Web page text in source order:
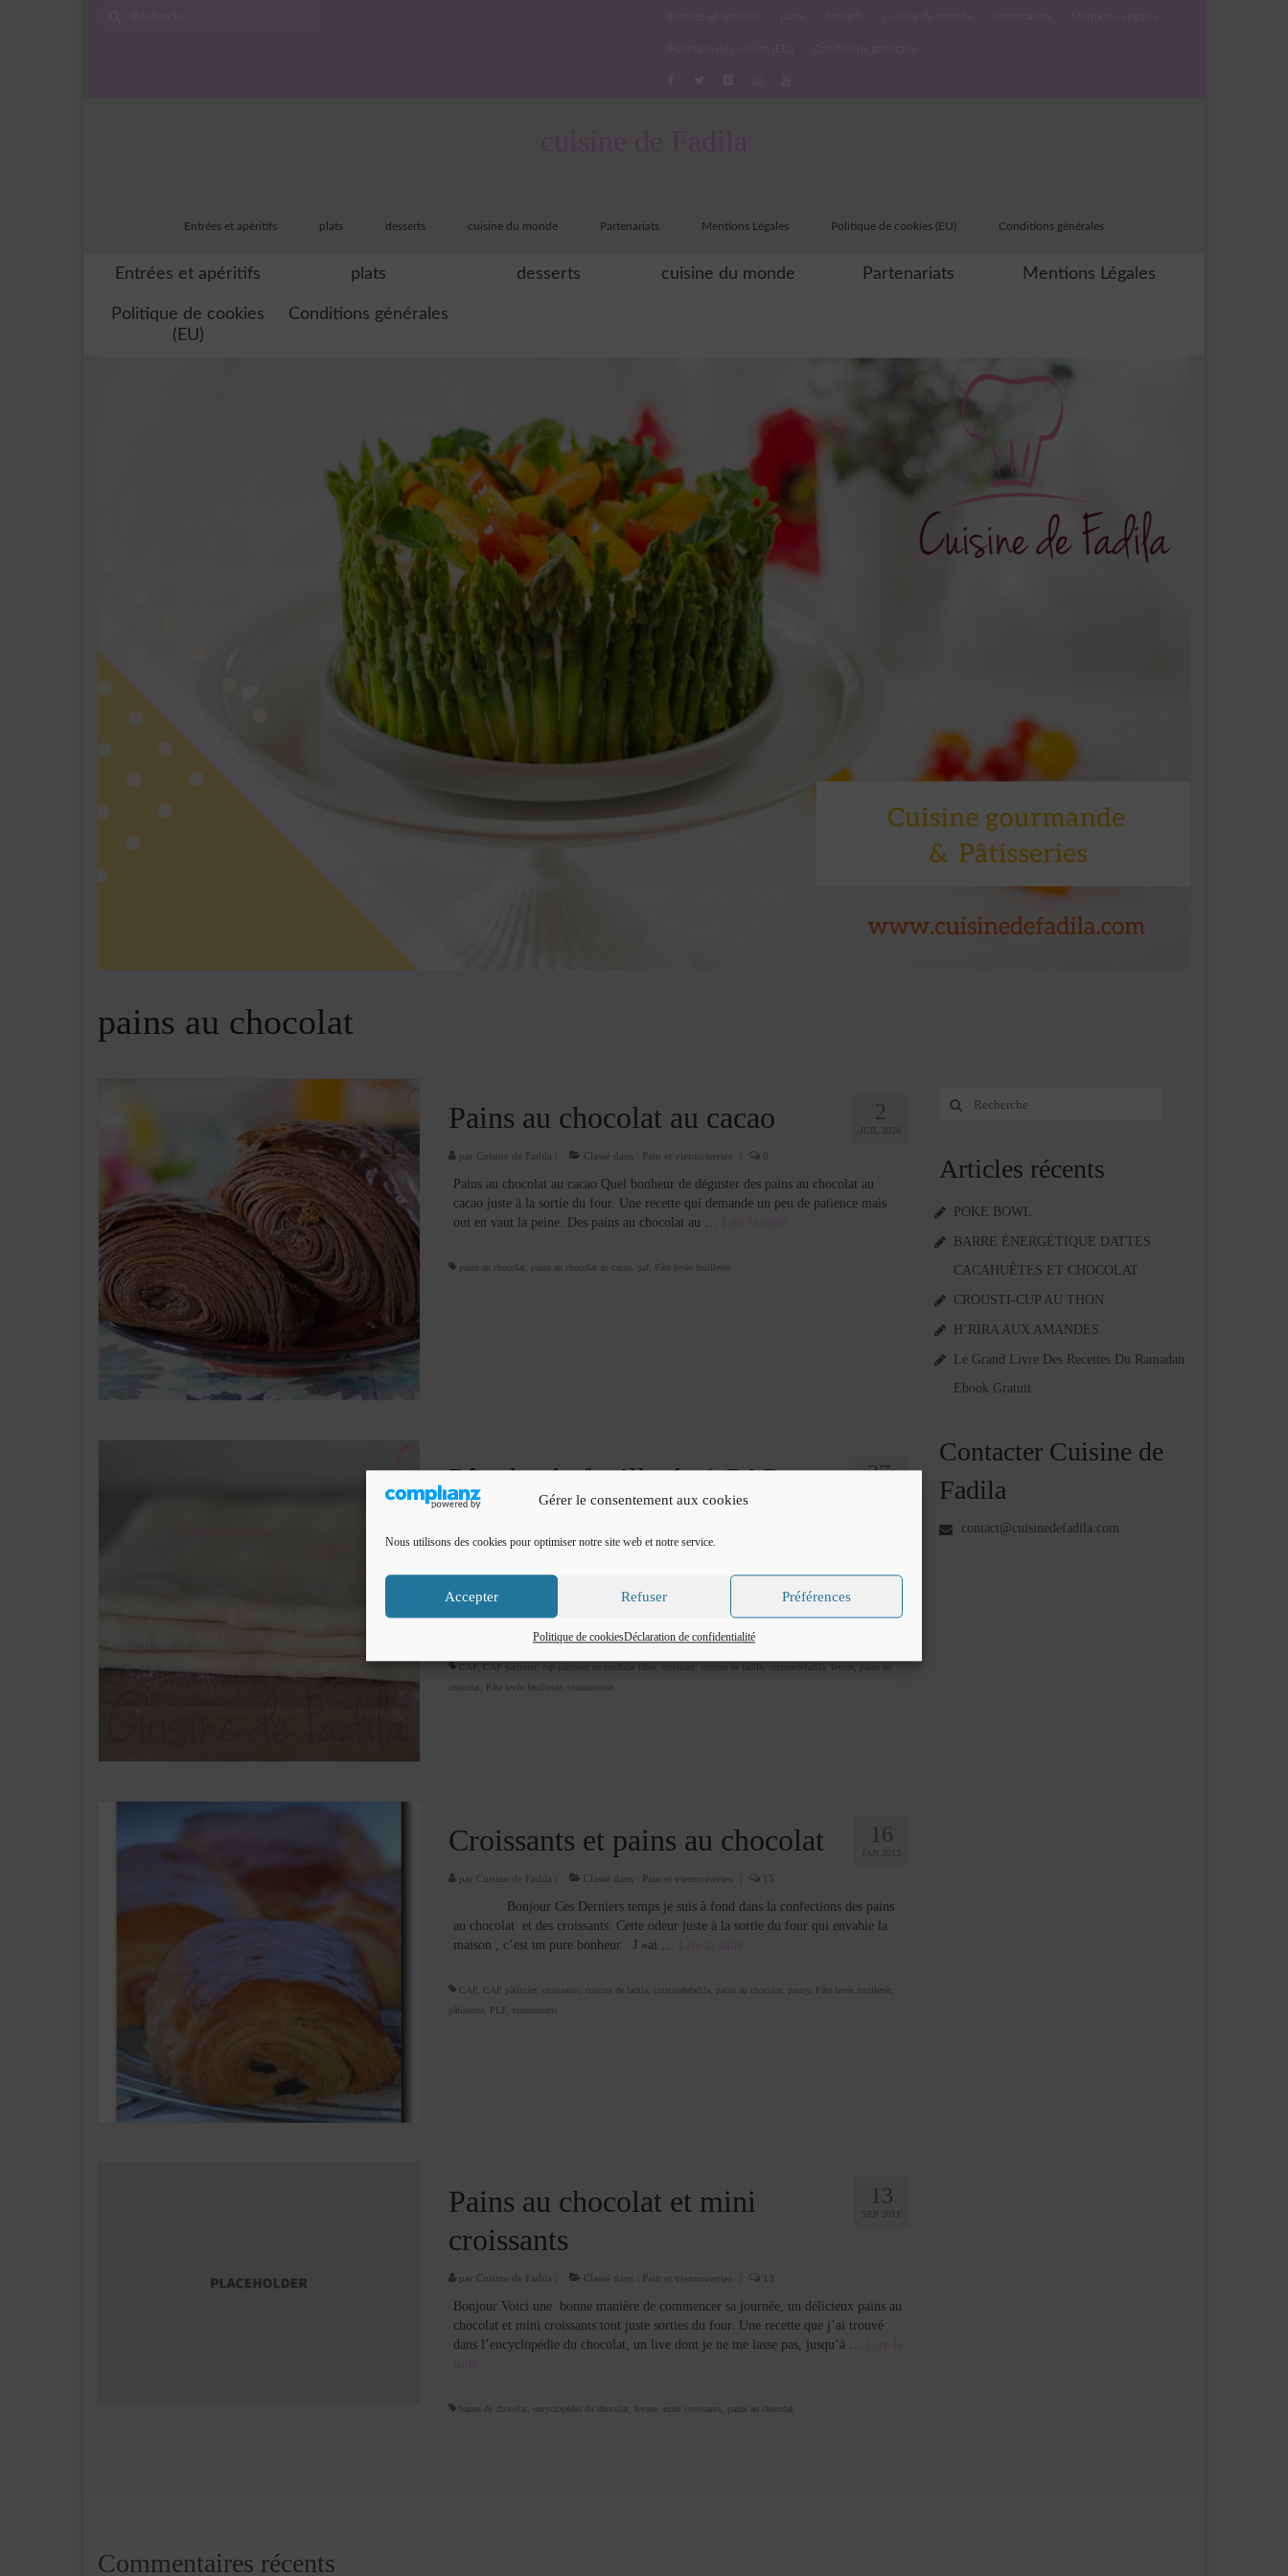
Gérer le consentement aux cookies
Nous utilisons des cookies pour optimiser notre site web et notre service.
Accepter Refuser Préférences
Politique de cookiesDéclaration de confidentialité
Entrées et apéritifs plats desserts cuisine du monde Partenariats Mentions Légales Politique de cookies (EU) Conditions générales
Entrées et apéritifs plats desserts cuisine du monde Partenariats Mentions Légales
Politique de cookies
(EU)
Conditions générales
pains au chocolat
2
JUIL 2020
Pains au chocolat au cacao
par Cuisine de Fadila Classé dans : Pain et viennoiseries 0
Pains au chocolat au cacao Quel bonheur de déguster des pains au chocolat au
cacao juste à la sortie du four. Une recette qui demande un peu de patience mais
oui en vaut la peine. Des pains au chocolat au …
pains au chocolat, pains au chocolat au cacao. paf, Pâte levée feuilletée
27
Pâte levée feuilletée ( CAP
pâtissier) : Recette en vidéo
Bonjour Je vous propose Aujourd’hui la réalisation de la pâte levée feuilletée
. La pâte levée feuilletée est réalisé à partir d’une détrempe qui contient de la
levure à laquelle on incorpore de la matière grasse, …Lire la suite­­
CAP, CAP pâtissier cap pâtissier en candidat libre, croissant cuisine de fadila cuisinedefadila levure,
chocolat
Pâte levée feuilletée, viennoiserie
16
JAN 2013
Croissants et pains au chocolat
par Cuisine de Fadila Classé dans : Pain et viennoiseries 15
Bonjour Ces Derniers temps je suis à fond dans la confections des pains
au chocolat et des croissants. Cette odeur juste à la sortie du four qui envahie la
maison , c’est un pure bonheur . J »ai …
CAP, CAP pâtissier croissants cuisine de fadila, cuisinedefadila, pains au chocolat pastry Pâte levée feuilletée,
pâtisserie, PLF viennoiserie
13
SEP 2011
Pains au chocolat et mini
croissants
par Cuisine de Fadila Classé dans : Pain et viennoiseries 13
Bonjour Voici une bonne manière de commencer sa journée, un délicieux pains au
chocolat et mini croissants tout juste sorties du four. Une recette que j’ai trouvé
dans l’encyclopédie du chocolat, un live dont je ne me lasse pas, jusqu’à …
barres de chocolat encyclopédie du chocolat levure, mini croissants pains au chocolat
Rechercher
Articles récents
POKE BOWL
BARRE ÉNERGÉTIQUE DATTES
CACAHUÈTES ET CHOCOLAT
CROUSTI-CUP AU THON
H’RIRA AUX AMANDES
Le Grand Livre Des Recettes Du Ramadan
Ebook Gratuit
Contacter Cuisine de
Fadila
contact@cuisinedefadila.com
Commentaires récents